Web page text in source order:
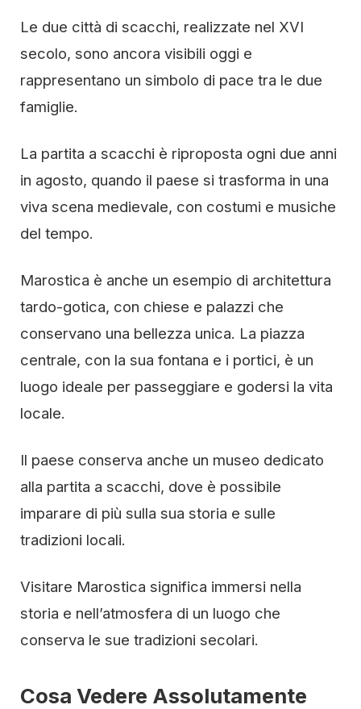
Le due città di scacchi, realizzate nel XVI
secolo, sono ancora visibili oggi e
rappresentano un simbolo di pace tra le due
famiglie.
La partita a scacchi è riproposta ogni due anni
in agosto, quando il paese si trasforma in una
viva scena medievale, con costumi e musiche
del tempo.
Marostica è anche un esempio di architettura
tardo-gotica, con chiese e palazzi che
conservano una bellezza unica. La piazza
centrale, con la sua fontana e i portici, è un
luogo ideale per passeggiare e godersi la vita
locale.
Il paese conserva anche un museo dedicato
alla partita a scacchi, dove è possibile
imparare di più sulla sua storia e sulle
tradizioni locali.
Visitare Marostica significa immersi nella
storia e nell’atmosfera di un luogo che
conserva le sue tradizioni secolari.
Cosa Vedere Assolutamente